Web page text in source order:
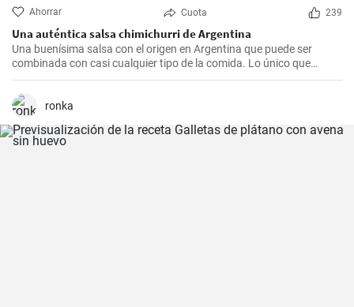
Ahorrar Cuota 239
Una auténtica salsa chimichurri de Argentina
Una buenísima salsa con el origen en Argentina que puede ser
combinada con casi cualquier tipo de la comida. Lo único que
debería hacer es seguir la receta presente.
ronka